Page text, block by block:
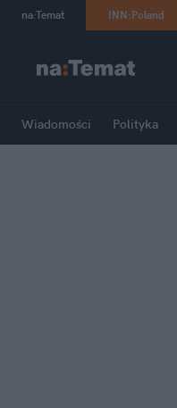
na:Temat INN:Poland
Wiadomości Polityka